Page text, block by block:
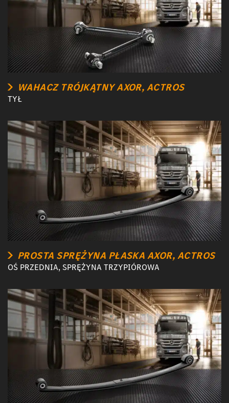
WAHACZ TRÓJKĄTNY AXOR, ACTROS
TYŁ
PROSTA SPRĘŻYNA PŁASKA AXOR, ACTROS
OŚ PRZEDNIA, SPRĘŻYNA TRZYPIÓROWA